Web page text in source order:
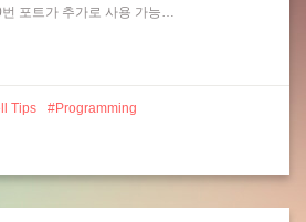
포트가 추가로 사용 가능…
Tips
Programming